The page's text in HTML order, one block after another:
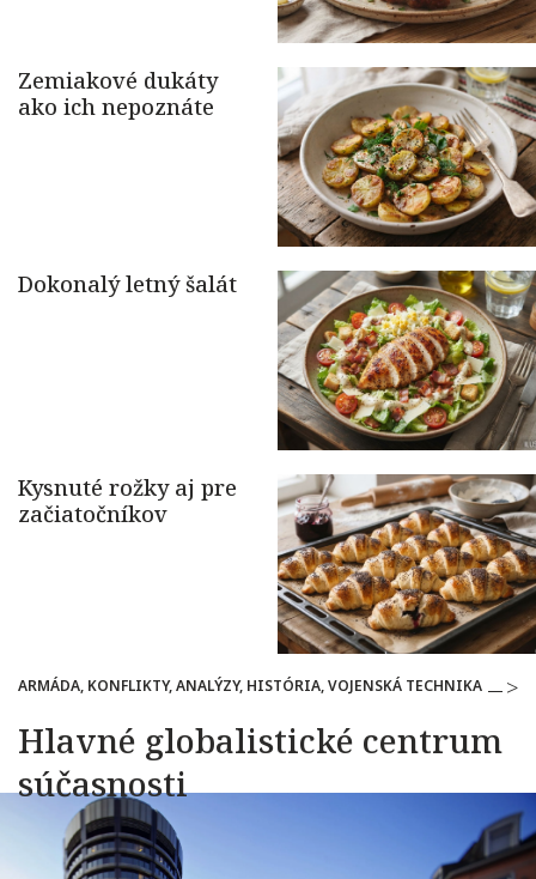
ARMÁDA, KONFLIKTY, ANALÝZY, HISTÓRIA, VOJENSKÁ TECHNIKA